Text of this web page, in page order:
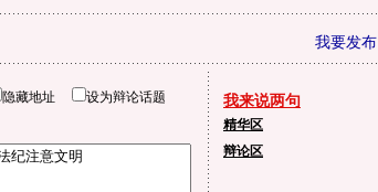
我要发布
隐藏地址 设为辩论话题 我来说两句
精华区
辩论区